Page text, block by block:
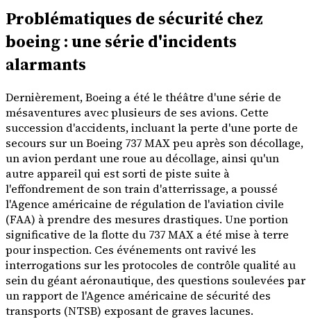
Problématiques de sécurité chez
boeing : une série d'incidents
alarmants
Dernièrement, Boeing a été le théâtre d'une série de
mésaventures avec plusieurs de ses avions. Cette
succession d'accidents, incluant la perte d'une porte de
secours sur un Boeing 737 MAX peu après son décollage,
un avion perdant une roue au décollage, ainsi qu'un
autre appareil qui est sorti de piste suite à
l'effondrement de son train d'atterrissage, a poussé
l'Agence américaine de régulation de l'aviation civile
(FAA) à prendre des mesures drastiques. Une portion
significative de la flotte du 737 MAX a été mise à terre
pour inspection. Ces événements ont ravivé les
interrogations sur les protocoles de contrôle qualité au
sein du géant aéronautique, des questions soulevées par
un rapport de l'Agence américaine de sécurité des
transports (NTSB) exposant de graves lacunes.